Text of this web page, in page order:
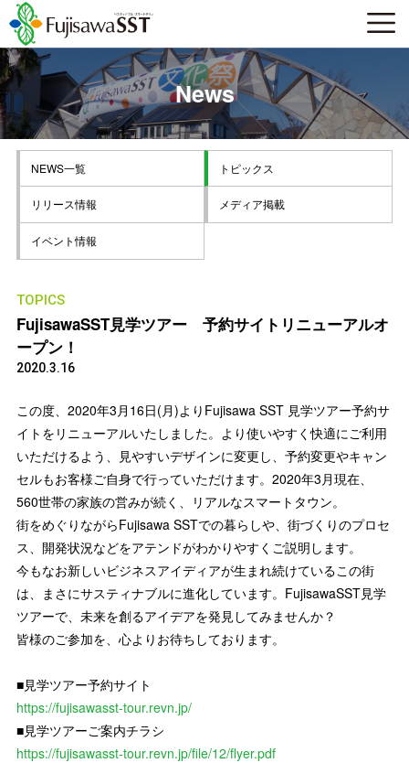
News
NEWS一覧 トピックス
リリース情報 メディア掲載
イベント情報
TOPICS
FujisawaSST見学ツアー 予約サイトリニューアルオ
ープン！
2020.3.16
この度、2020年3月16日(月)よりFujisawa SST 見学ツアー予約サ
イトをリニューアルいたしました。より使いやすく快適にご利用
いただけるよう、見やすいデザインに変更し、予約変更やキャン
セルもお客様ご自身で行っていただけます。2020年3月現在、
560世帯の家族の営みが続く、リアルなスマートタウン。
街をめぐりながらFujisawa SSTでの暮らしや、街づくりのプロセ
ス、開発状況などをアテンドがわかりやすくご説明します。
今もなお新しいビジネスアイディアが生まれ続けているこの街
は、まさにサスティナブルに進化しています。FujisawaSST見学
ツアーで、未来を創るアイデアを発見してみませんか？
皆様のご参加を、心よりお待ちしております。
■見学ツアー予約サイト
https://fujisawasst-tour.revn.jp/
■見学ツアーご案内チラシ
https://fujisawasst-tour.revn.jp/file/12/flyer.pdf